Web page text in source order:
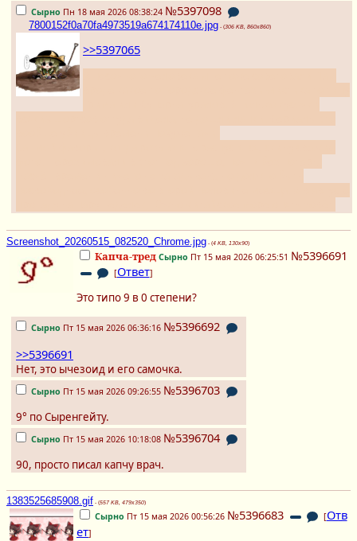
Сырно Пн 18 мая 2026 08:38:24 №5397098
7800152f0a70fa4973519a674174110e.jpg - (306 KB, 860x860)
>>5397065
Screenshot_20260515_082520_Chrome.jpg - (4 KB, 130x90)
Капча-тред Сырно Пт 15 мая 2026 06:25:51 №5396691
[Ответ]
Это типо 9 в 0 степени?
Сырно Пт 15 мая 2026 06:36:16 №5396692
>>5396691
Нет, это ычезоид и его самочка.
Сырно Пт 15 мая 2026 09:26:55 №5396703
9° по Сыренгейту.
Сырно Пт 15 мая 2026 10:18:08 №5396704
90, просто писал капчу врач.
1383525685908.gif - (557 KB, 479x350)
Сырно Пт 15 мая 2026 00:56:26 №5396683 [Отв
ет]